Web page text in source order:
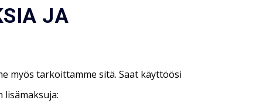
JA
myös tarkoittamme sitä. Saat käyttöösi
lisämaksuja: